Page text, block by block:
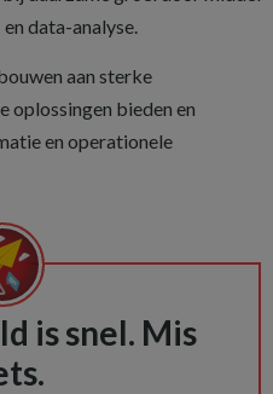
data-analyse.
aan sterke
oplossingen bieden en
en operationele
is snel. Mis